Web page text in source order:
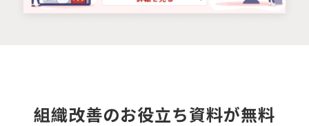
組織改善のお役立ち資料が無料